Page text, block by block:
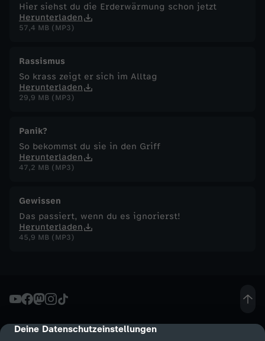
cmp-dialog-description
Deine Datenschutzeinstellungen
Hier siehst du die Erderwärmung schon jetzt
Herunterladen
57,4 MB (MP3)
Rassismus
So krass zeigt er sich im Alltag
Herunterladen
29,9 MB (MP3)
Panik?
So bekommst du sie in den Griff
Herunterladen
47,2 MB (MP3)
Gewissen
Das passiert, wenn du es ignorierst!
Herunterladen
45,9 MB (MP3)